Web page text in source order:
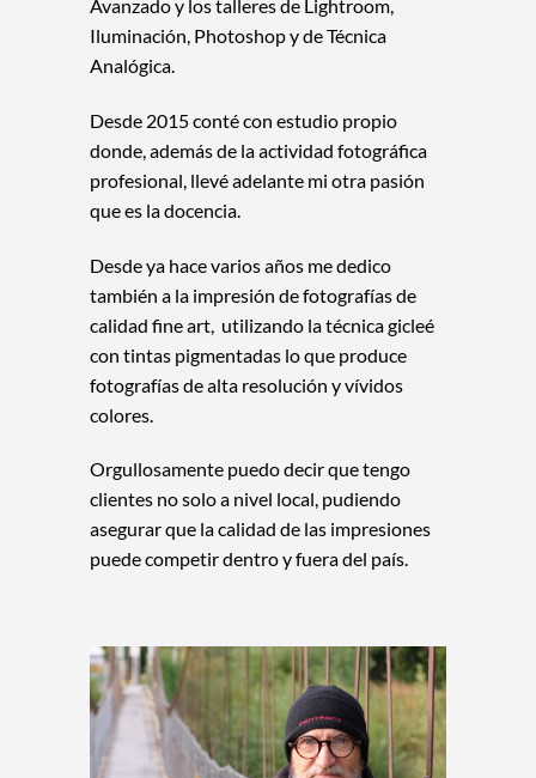
Avanzado y los talleres de Lightroom,
Iluminación, Photoshop y de Técnica
Analógica.
Desde 2015 conté con estudio propio
donde, además de la actividad fotográfica
profesional, llevé adelante mi otra pasión
que es la docencia.
Desde ya hace varios años me dedico
también a la impresión de fotografías de
calidad fine art, utilizando la técnica gicleé
con tintas pigmentadas lo que produce
fotografías de alta resolución y vívidos
colores.
Orgullosamente puedo decir que tengo
clientes no solo a nivel local, pudiendo
asegurar que la calidad de las impresiones
puede competir dentro y fuera del país.